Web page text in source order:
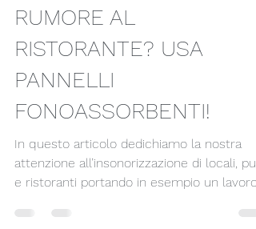
RUMORE AL
RISTORANTE? USA
PANNELLI
FONOASSORBENTI!
attenzione all’insonorizzazione di locali, pub